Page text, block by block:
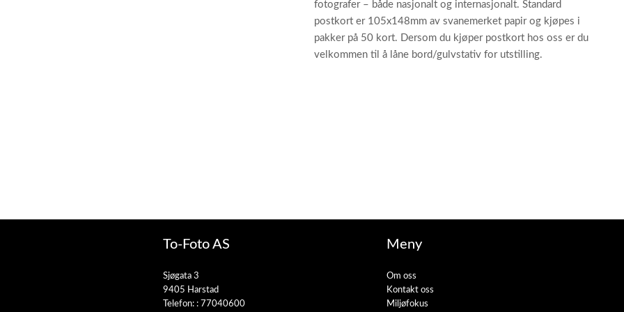
fotografer – både nasjonalt og internasjonalt. Standard
postkort er 105x148mm av svanemerket papir og kjøpes i
pakker på 50 kort. Dersom du kjøper postkort hos oss er du
velkommen til å låne bord/gulvstativ for utstilling.
To-Foto AS
Sjøgata 3
9405 Harstad
Telefon: : 77040600
Meny
Om oss
Kontakt oss
Miljøfokus